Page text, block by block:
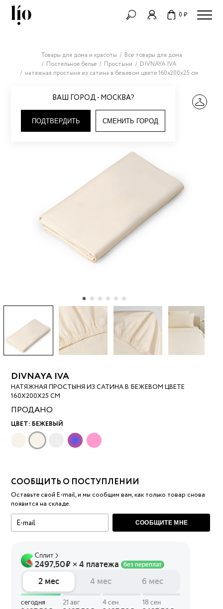
0 ₽
ВАШ ГОРОД - МОСКВА?
ПОДТВЕРДИТЬ СМЕНИТЬ ГОРОД
Товары для дома и красоты
Все товары для дома
Постельное белье
Простыни
DIVNAYA IVA
натяжная простыня из сатина в бежевом цвете 160х200х25 см
DIVNAYA IVA
НАТЯЖНАЯ ПРОСТЫНЯ ИЗ САТИНА В БЕЖЕВОМ ЦВЕТЕ
160Х200Х25 СМ
ПРОДАНО
ЦВЕТ: БЕЖЕВЫЙ
СООБЩИТЬ О ПОСТУПЛЕНИИ
Оставьте свой E-mail, и мы сообщим вам, как только товар снова
появится на складе.
СООБЩИТЕ МНЕ